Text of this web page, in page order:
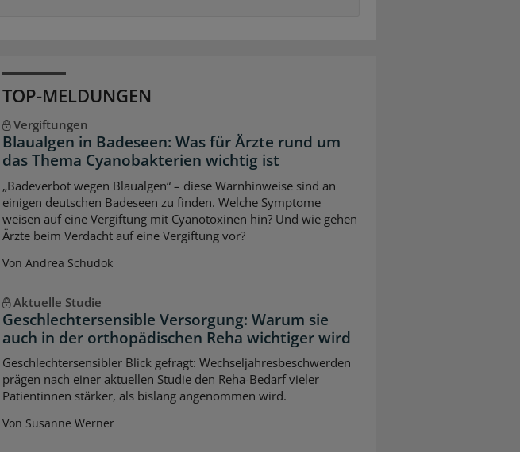
TOP-MELDUNGEN
Vergiftungen
Blaualgen in Badeseen: Was für Ärzte rund um
das Thema Cyanobakterien wichtig ist
„Badeverbot wegen Blaualgen“ – diese Warnhinweise sind an
einigen deutschen Badeseen zu finden. Welche Symptome
weisen auf eine Vergiftung mit Cyanotoxinen hin? Und wie gehen
Ärzte beim Verdacht auf eine Vergiftung vor?
Von Andrea Schudok
Aktuelle Studie
Geschlechtersensible Versorgung: Warum sie
auch in der orthopädischen Reha wichtiger wird
Geschlechtersensibler Blick gefragt: Wechseljahresbeschwerden
prägen nach einer aktuellen Studie den Reha-Bedarf vieler
Patientinnen stärker, als bislang angenommen wird.
Von Susanne Werner